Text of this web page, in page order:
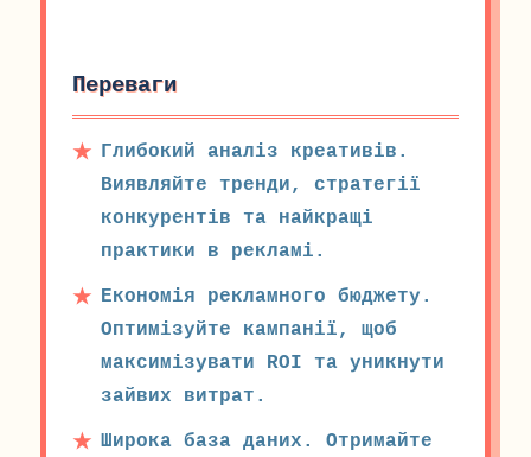
Переваги
Глибокий аналіз креативів.
Виявляйте тренди, стратегії
конкурентів та найкращі
практики в рекламі.
Економія рекламного бюджету.
Оптимізуйте кампанії, щоб
максимізувати ROI та уникнути
зайвих витрат.
Широка база даних. Отримайте